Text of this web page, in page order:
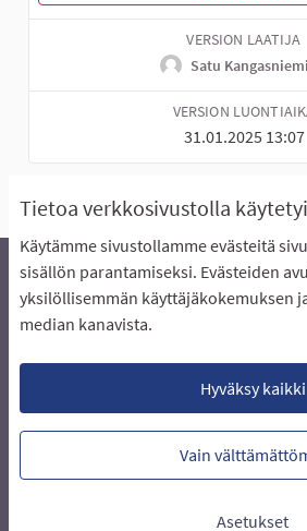
Tietoa verkkosivustolla
Käytämme sivustollamme evästeitä
sisällön parantamiseksi. Evästeiden
yksilöllisemmän käyttäjäkokemuksen
median kanavista.
Hyväksy kaikki
Vain
Asetukset
VERSION LAATIJA
Satu Kangasniemi
VERSION
31.01.2025 13:07
Äänestyksen pikaohjeet
Usein
Näin äänestät Asukasbudjetissa
Lataa
Evästeasetukset
Verkkosivusto luotu